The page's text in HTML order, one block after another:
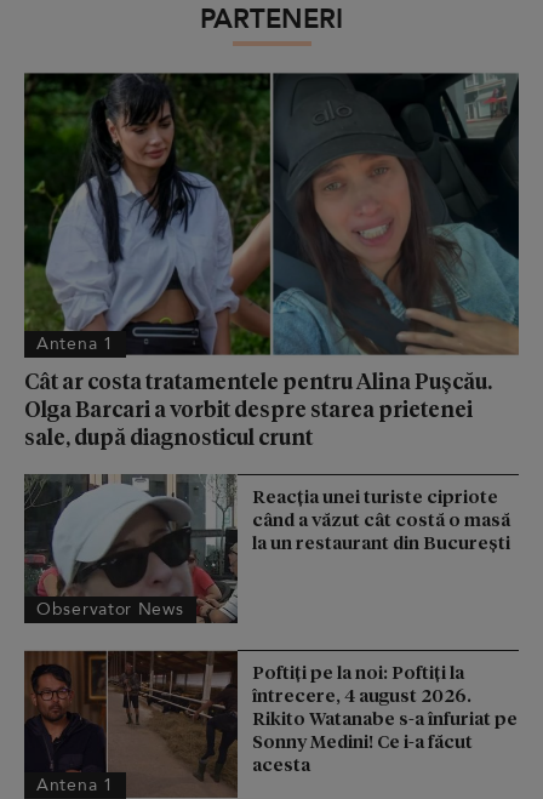
PARTENERI
Antena 1
Cât ar costa tratamentele pentru Alina Pușcău.
Olga Barcari a vorbit despre starea prietenei
sale, după diagnosticul crunt
Observator News
Reacţia unei turiste cipriote
când a văzut cât costă o masă
la un restaurant din Bucureşti
Antena 1
Poftiți pe la noi: Poftiți la
întrecere, 4 august 2026.
Rikito Watanabe s-a înfuriat pe
Sonny Medini! Ce i-a făcut
acesta